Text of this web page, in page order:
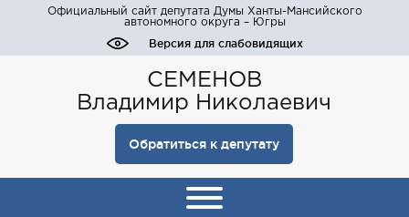
Официальный сайт депутата Думы Ханты-Мансийского
автономного округа – Югры
Версия для слабовидящих
СЕМЕНОВ
Владимир Николаевич
Обратиться к депутату